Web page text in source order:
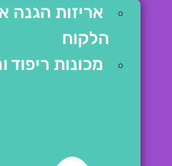
אריזות הגנה
הלקוח
מכונות ריפוד